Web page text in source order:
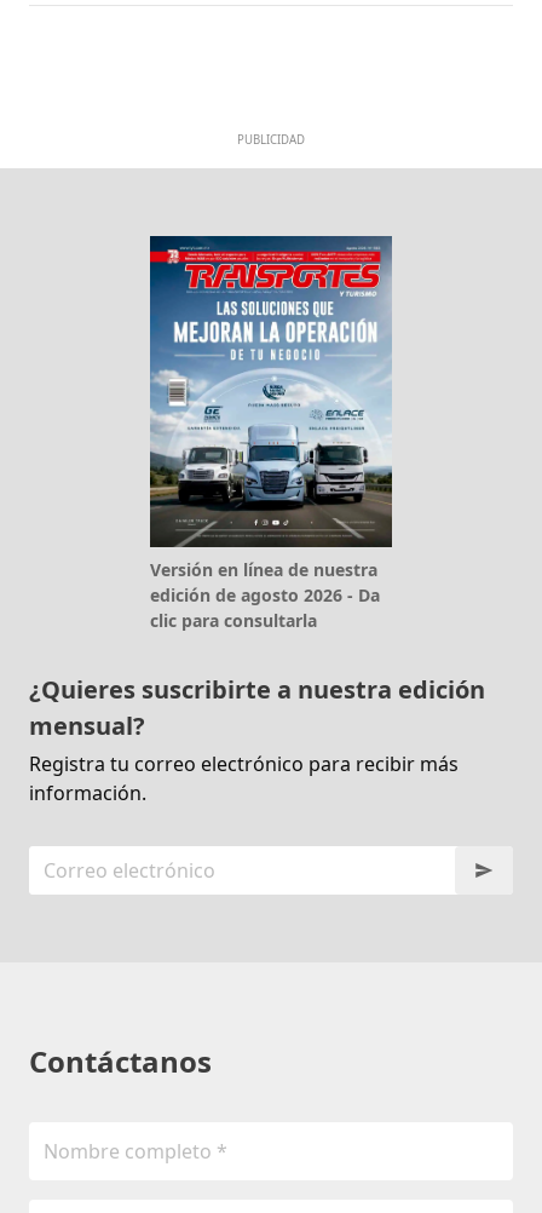
PUBLICIDAD
Versión en línea de nuestra
edición de agosto 2026 - Da
clic para consultarla
¿Quieres suscribirte a nuestra edición
mensual?
Registra tu correo electrónico para recibir más
información.
Contáctanos